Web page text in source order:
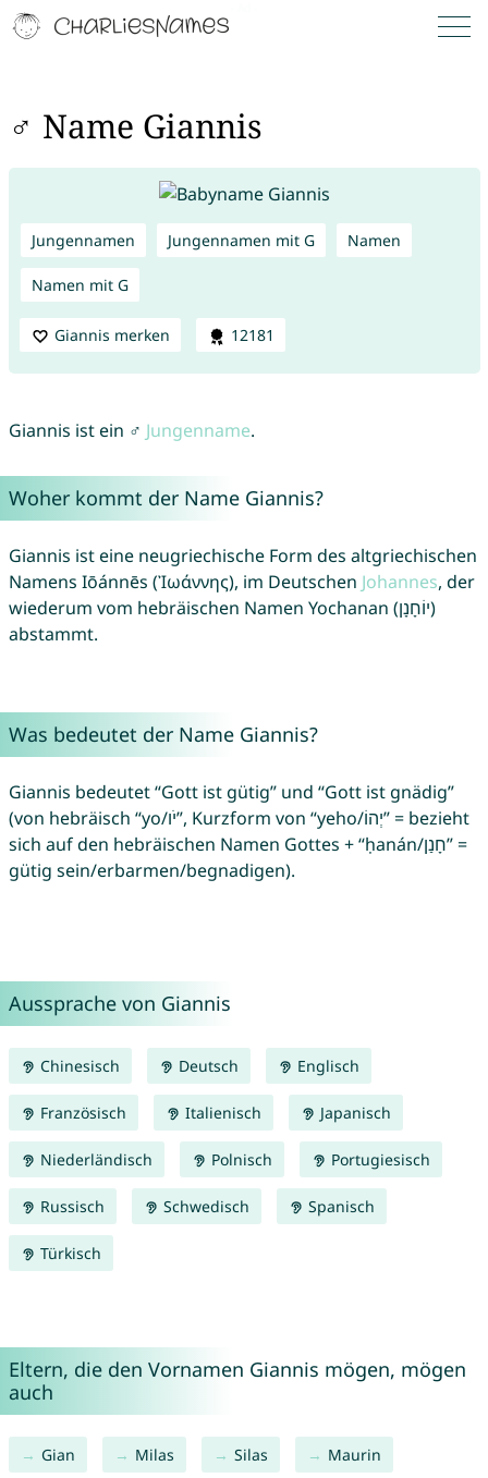
♂ Name Giannis
Jungennamen Jungennamen mit G Namen
Namen mit G
Giannis merken 12181
Giannis ist ein ♂ Jungenname.
Woher kommt der Name Giannis?
Giannis ist eine neugriechische Form des altgriechischen
Namens Iōánnēs (Ἰωάννης), im Deutschen Johannes, der
wiederum vom hebräischen Namen Yochanan (יוֹחָנָן)
abstammt.
Was bedeutet der Name Giannis?
Giannis bedeutet “Gott ist gütig” und “Gott ist gnädig”
(von hebräisch “yo/יֹו”, Kurzform von “yeho/יְהוֹ” = bezieht
sich auf den hebräischen Namen Gottes + “ḥanán/חָנַן” =
gütig sein/erbarmen/begnadigen).
Aussprache von Giannis
Chinesisch Deutsch Englisch
Französisch Italienisch Japanisch
Niederländisch Polnisch Portugiesisch
Russisch Schwedisch Spanisch
Türkisch
Eltern, die den Vornamen Giannis mögen, mögen
auch
Gian Milas Silas Maurin